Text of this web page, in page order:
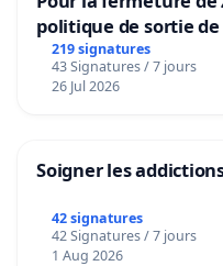
politique de sortie
219 signatures
43 Signatures / 7 jours
26 Jul 2026
Soigner les
42 signatures
42 Signatures / 7 jours
1 Aug 2026